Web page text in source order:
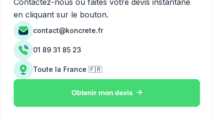
en cliquant sur le bouton.
contact@koncrete.fr
01 89 31 85 23
Toute la France 🇫🇷
Obtenir mon devis 